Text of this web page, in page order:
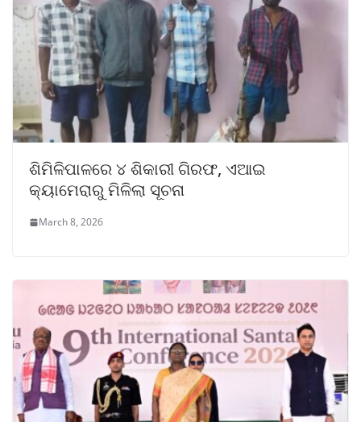
ଶିମିଳିପାଳରେ ୪ ଶିକାରୀ ଗିରଫ, ଏଆଇ
କ୍ୟାମେରାରୁ ମିଳିଲା ସୂଚନା
March 8, 2026